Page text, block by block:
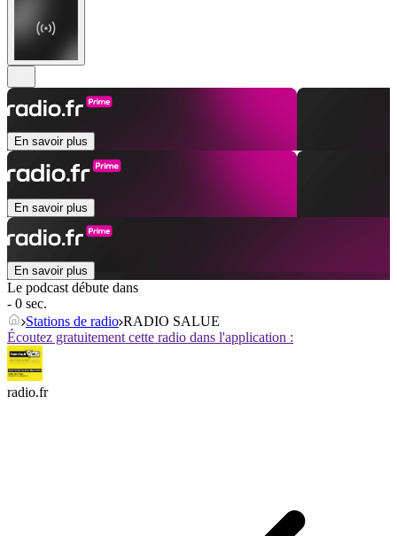
En savoir plus
En savoir plus
En savoir plus
Le podcast débute dans
- 0 sec.
Stations de radio RADIO SALUE
Écoutez gratuitement cette radio dans l'application :
radio.fr